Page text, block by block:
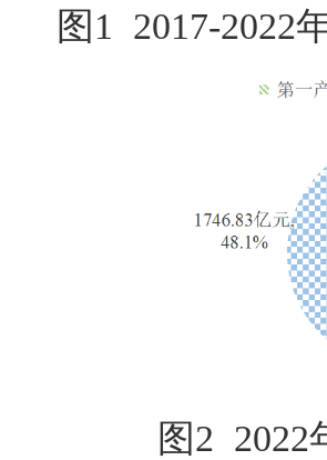
图1 2017-2022年
图2 2022年